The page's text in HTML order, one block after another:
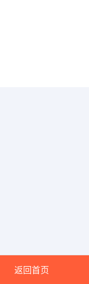
返回首页